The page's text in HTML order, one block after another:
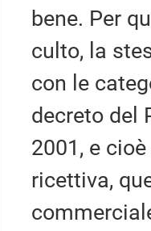
bene. Per
culto, la
con le
decreto del
2001, e
ricettiva,